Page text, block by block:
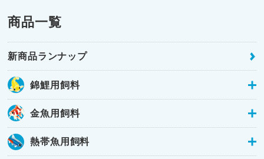
商品一覧
新商品ランナップ
錦鯉用飼料
金魚用飼料
熱帯魚用飼料